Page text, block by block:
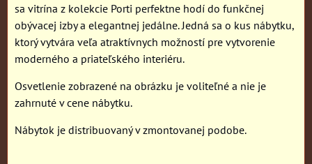
sa vitrína z kolekcie Porti perfektne hodí do funkčnej
obývacej izby a elegantnej jedálne. Jedná sa o kus nábytku,
ktorý vytvára veľa atraktívnych možností pre vytvorenie
moderného a priateľského interiéru.
Osvetlenie zobrazené na obrázku je voliteľné a nie je
zahrnuté v cene nábytku.
Nábytok je distribuovaný v zmontovanej podobe.